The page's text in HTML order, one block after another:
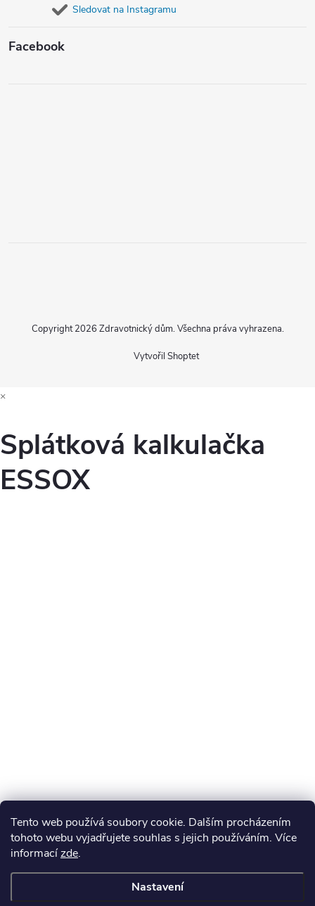
Tento web používá soubory cookie. Dalším procházením
tohoto webu vyjadřujete souhlas s jejich používáním. Více
informacízde.
Nastavení
Sledovat na Instagramu
Facebook
Vytvořil Shoptet
Copyright 2026 Zdravotnický dům. Všechna práva vyhrazena.
×
Splátková kalkulačka
ESSOX